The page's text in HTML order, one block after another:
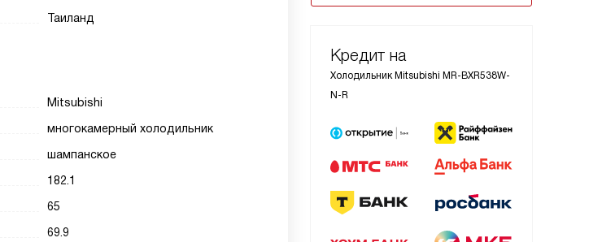
Кредит на
Холодильник Mitsubishi MR-BXR538W-
N-R
Таиланд
Mitsubishi
многокамерный холодильник
шампанское
182.1
65
69.9